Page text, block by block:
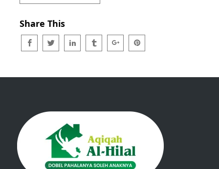
Share This